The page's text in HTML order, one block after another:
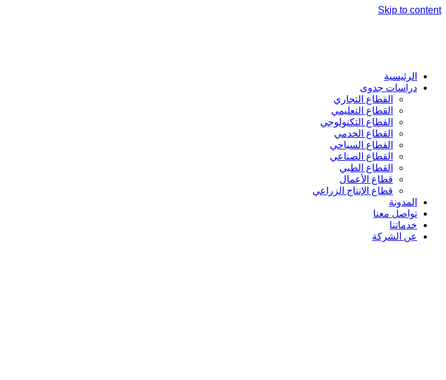
Skip to content
الرئيسية
دراسات جدوى
القطاع التجاري
القطاع التعليمي
القطاع التكنولوجي
القطاع الخدمي
القطاع السياحي
القطاع الصناعي
القطاع الطبي
قطاع الأعمال
قطاع الإنتاج الزراعي
المدونة
تواصل معنا
خدماتنا
عن الشركة